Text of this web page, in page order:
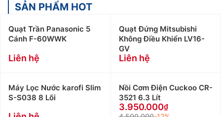
SẢN PHẨM HOT
Quạt Trần Panasonic 5
Cánh F-60WWK
Liên hệ
Quạt Đứng Mitsubishi
Không Điều Khiển LV16-
GV
Liên hệ
Máy Lọc Nước karofi Slim
S-S038 8 Lõi
Nồi Cơm Điện Cuckoo CR-
3521 6.3 Lít
3.950.000